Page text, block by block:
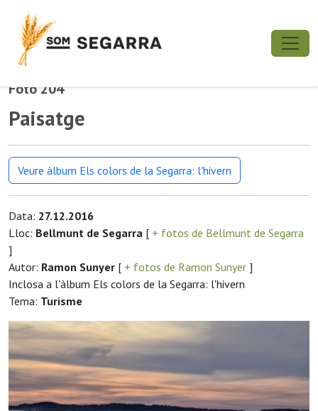
Foto 204
Paisatge
Veure àlbum Els colors de la Segarra: l'hivern
Data: 27.12.2016
Lloc: Bellmunt de Segarra [ + fotos de Bellmunt de Segarra
]
Autor: Ramon Sunyer [ + fotos de Ramon Sunyer ]
Inclosa a l'àlbum Els colors de la Segarra: l'hivern
Tema: Turisme